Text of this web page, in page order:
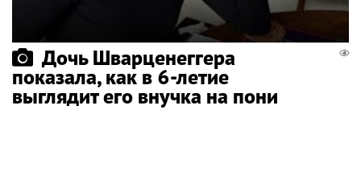
Дочь Шварценеггера
показала, как в 6-летие
выглядит его внучка на пони